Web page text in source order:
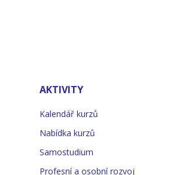
AKTIVITY
Kalendář kurzů
Nabídka kurzů
Samostudium
Profesní a osobní rozvoj